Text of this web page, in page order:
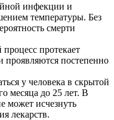
инфекции и
температуры. Без
смерти
протекает
проявляются постепенно
у человека в скрытой
месяца до 25 лет. В
может исчезнуть
лекарств.